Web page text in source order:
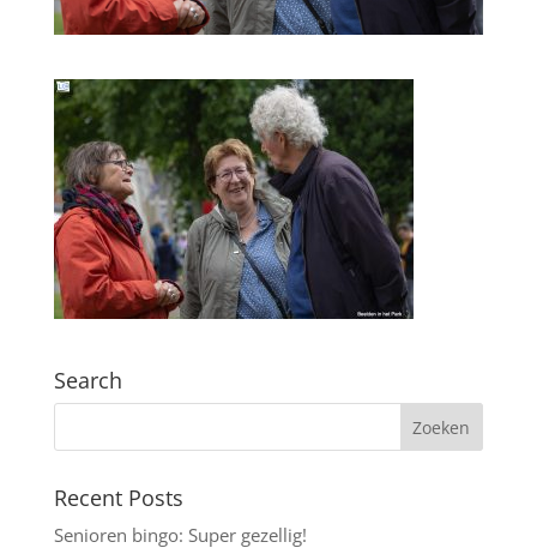
Search
Recent Posts
Senioren bingo: Super gezellig!